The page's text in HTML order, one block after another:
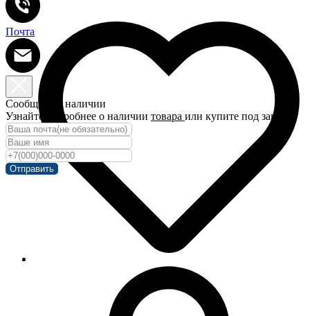
Почта
Сообщить о наличии
Узнайте подробнее о наличии товара или купите под заказ!
Отправить